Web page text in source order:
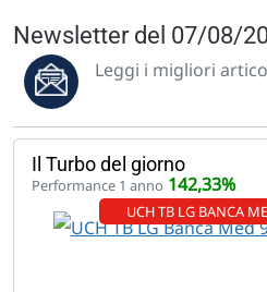
Newsletter del 07/08/
Leggi i migliori
Il Turbo del giorno
Performance 1 anno 142,33%
UCH TB LG BANCA